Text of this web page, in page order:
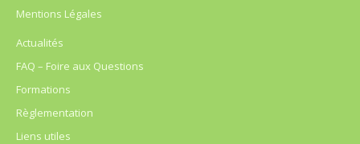
Mentions Légales
Actualités
FAQ – Foire aux Questions
Formations
Règlementation
Liens utiles